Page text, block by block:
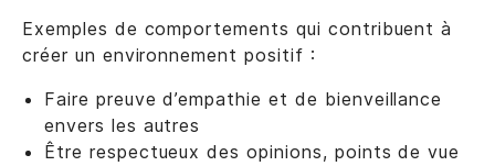
Exemples de comportements qui contribuent à
créer un environnement positif :
Faire preuve d’empathie et de bienveillance
envers les autres
Être respectueux des opinions, points de vue